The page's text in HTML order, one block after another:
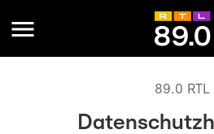
89.0 RTL